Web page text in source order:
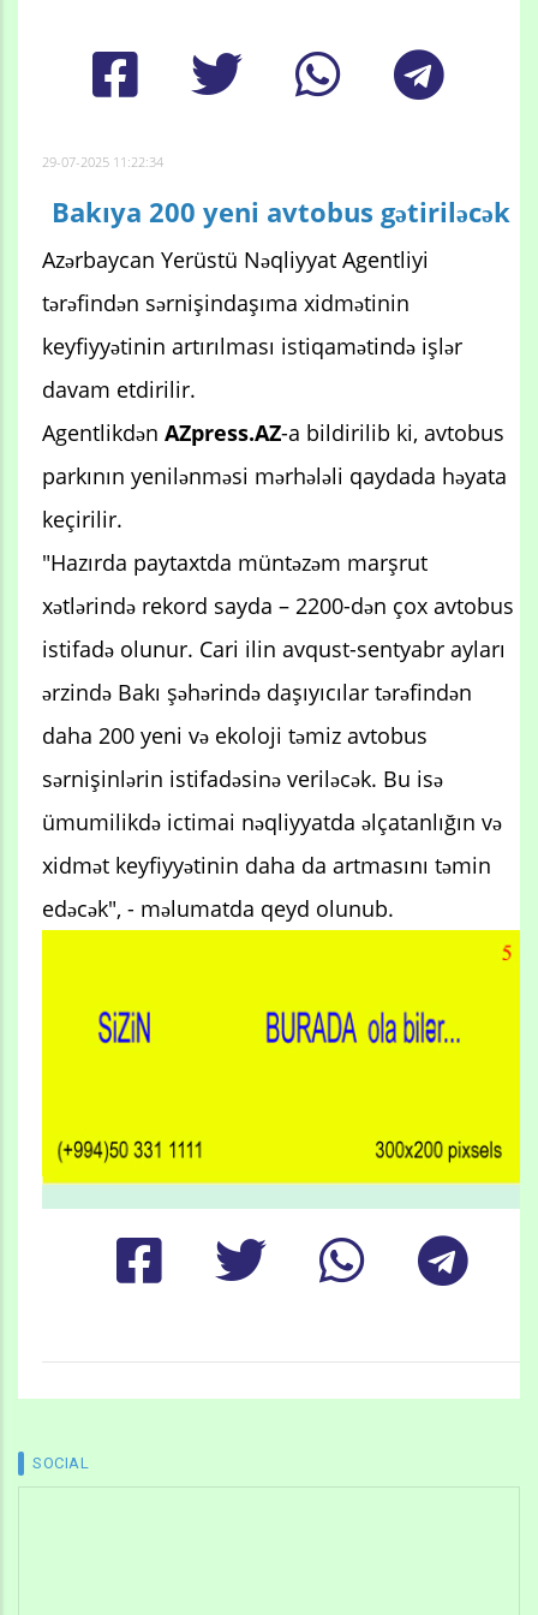
29-07-2025 11:22:34
Bakıya 200 yeni avtobus gətiriləcək
Azərbaycan Yerüstü Nəqliyyat Agentliyi
tərəfindən sərnişindaşıma xidmətinin
keyfiyyətinin artırılması istiqamətində işlər
davam etdirilir.
Agentlikdən AZpress.AZ-a bildirilib ki, avtobus
parkının yenilənməsi mərhələli qaydada həyata
keçirilir.
"Hazırda paytaxtda müntəzəm marşrut
xətlərində rekord sayda – 2200-dən çox avtobus
istifadə olunur. Cari ilin avqust-sentyabr ayları
ərzində Bakı şəhərində daşıyıcılar tərəfindən
daha 200 yeni və ekoloji təmiz avtobus
sərnişinlərin istifadəsinə veriləcək. Bu isə
ümumilikdə ictimai nəqliyyatda əlçatanlığın və
xidmət keyfiyyətinin daha da artmasını təmin
edəcək", - məlumatda qeyd olunub.
SOCIAL